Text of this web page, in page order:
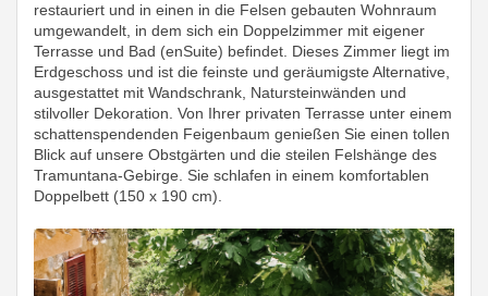
restauriert und in einen in die Felsen gebauten Wohnraum
umgewandelt, in dem sich ein Doppelzimmer mit eigener
Terrasse und Bad (enSuite) befindet. Dieses Zimmer liegt im
Erdgeschoss und ist die feinste und geräumigste Alternative,
ausgestattet mit Wandschrank, Natursteinwänden und
stilvoller Dekoration. Von Ihrer privaten Terrasse unter einem
schattenspendenden Feigenbaum genießen Sie einen tollen
Blick auf unsere Obstgärten und die steilen Felshänge des
Tramuntana-Gebirge. Sie schlafen in einem komfortablen
Doppelbett (150 x 190 cm).
Previous Next